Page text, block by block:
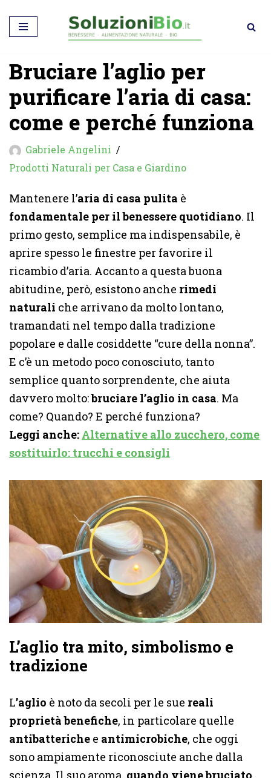
Vai
contenuto
Bruciare l’aglio per
purificare l’aria di casa:
come e perché funziona
Gabriele Angelini
Prodotti Naturali per Casa e Giardino
Mantenere l’aria di casa pulita è
fondamentale per il benessere quotidiano. Il
primo gesto, semplice ma indispensabile, è
aprire spesso le finestre per favorire il
ricambio d’aria. Accanto a questa buona
abitudine, però, esistono anche rimedi
naturali che arrivano da molto lontano,
tramandati nel tempo dalla tradizione
popolare e dalle cosiddette “cure della nonna”.
E c’è un metodo poco conosciuto, tanto
semplice quanto sorprendente, che aiuta
davvero molto:bruciare l’aglio in casa. Ma
come? Quando? E perché funziona?
Leggi anche: Alternative allo zucchero, come
sostituirlo: trucchi e consigli
L’aglio tra mito, simbolismo e
tradizione
L’aglio è noto da secoli per le sue reali
proprietà benefiche, in particolare quelle
antibatteriche e antimicrobiche, che oggi
sono ampiamente riconosciute anche dalla
scienza. Il suo aroma, quando viene bruciato,